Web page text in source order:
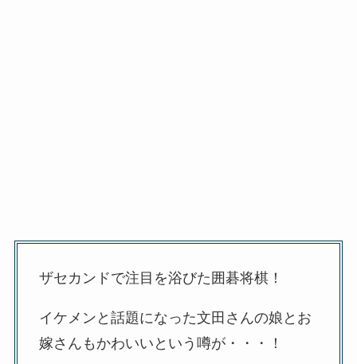
ザセカンドで注目を浴びた囲碁将棋！
イケメンと話題になった文田さんの娘とお
嫁さんもかわいいという噂が・・・！